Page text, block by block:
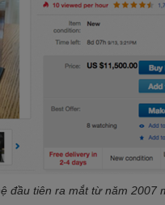
đầu tiên ra mắt từ năm 2007